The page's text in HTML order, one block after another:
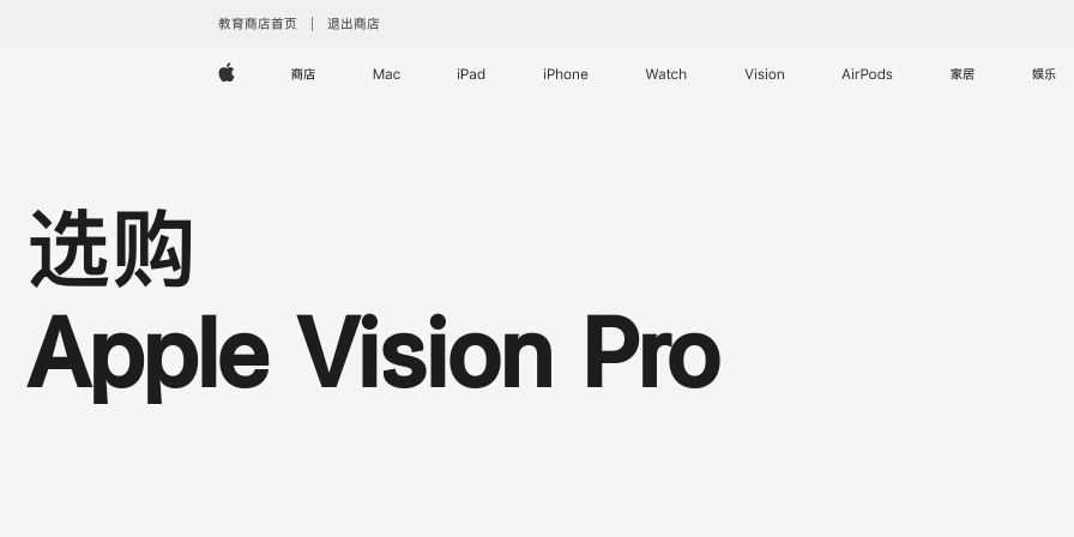
教育商店首页 退出商店
Apple 商店 Mac iPad iPhone Watch Vision AirPods 家居 娱乐
选购
Apple Vision Pro